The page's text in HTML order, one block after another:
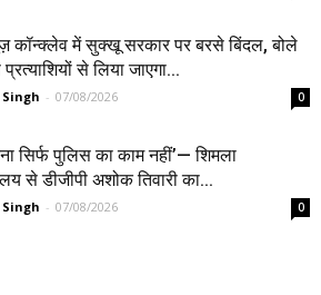
कॉन्क्लेव में सुक्खू सरकार पर बरसे बिंदल, बोले
से लिया जाएगा...
- 07/08/2026 0
सिर्फ पुलिस का काम नहीं’— शिमला
से डीजीपी अशोक तिवारी का...
- 07/08/2026 0